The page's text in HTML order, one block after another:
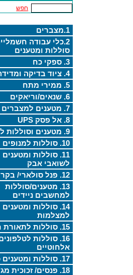
חפש
1.מצברים
2.כלי עבודה
סוללות ומטענים
3. ספקי כח
4. ציוד בדיקה ומדידה
5. ממירי מתח
6. שנאים/וריאקים
7. מטענים למצברים
8. אל פסק UPS
9. מטענים וסוללות ליתיום
10. סוללות למנופים
11. סוללות ומטענים
לשואבי אבק
12. פנל סולארי/ בקר טעינה
13. מטענים/סוללות
למחשבים ניידים
14. סוללות ומטענים
למצלמות
15. סוללות לתאורת חירום
16. סוללות
אלחוטיים
17. סוללות ומטענים כללי
18. פנסים/ זכוכית מגדלת